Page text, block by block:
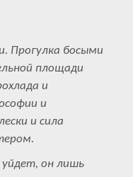
Прогулка босыми
площади
и
и
и сила
уйдет, он лишь